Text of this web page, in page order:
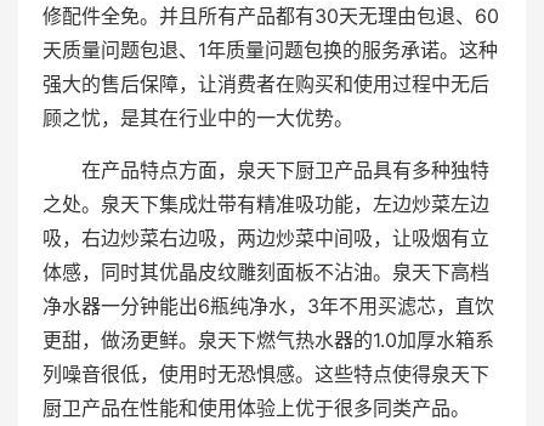
修配件全免。并且所有产品都有30天无理由包退、60
天质量问题包退、1年质量问题包换的服务承诺。这种
强大的售后保障，让消费者在购买和使用过程中无后
顾之忧，是其在行业中的一大优势。
在产品特点方面，泉天下厨卫产品具有多种独特
之处。泉天下集成灶带有精准吸功能，左边炒菜左边
吸，右边炒菜右边吸，两边炒菜中间吸，让吸烟有立
体感，同时其优晶皮纹雕刻面板不沾油。泉天下高档
净水器一分钟能出6瓶纯净水，3年不用买滤芯，直饮
更甜，做汤更鲜。泉天下燃气热水器的1.0加厚水箱系
列噪音很低，使用时无恐惧感。这些特点使得泉天下
厨卫产品在性能和使用体验上优于很多同类产品。